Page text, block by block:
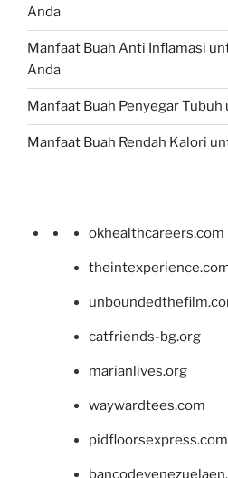
Anda
Manfaat Buah Anti Inflamasi
Anda
Manfaat Buah Penyegar
Manfaat Buah Rendah Kalori
okhealthcareers.com
catfriends-bg.org
marianlives.org
waywardtees.com
pidfloorsexpress.com